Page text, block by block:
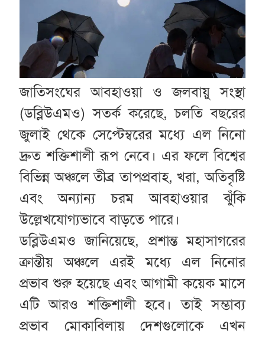
জাতিসংঘের আবহাওয়া ও জলবায়ু সংস্থা
(ডব্লিউএমও) সতর্ক করেছে, চলতি বছরের
জুলাই থেকে সেপ্টেম্বরের মধ্যে এল নিনো
দ্রুত শক্তিশালী রূপ নেবে। এর ফলে বিশ্বের
বিভিন্ন অঞ্চলে তীব্র তাপপ্রবাহ, খরা, অতিবৃষ্টি
এবং অন্যান্য চরম আবহাওয়ার ঝুঁকি
উল্লেখযোগ্যভাবে বাড়তে পারে।
ডব্লিউএমও জানিয়েছে, প্রশান্ত মহাসাগরের
ক্রান্তীয় অঞ্চলে এরই মধ্যে এল নিনোর
প্রভাব শুরু হয়েছে এবং আগামী কয়েক মাসে
এটি আরও শক্তিশালী হবে। তাই সম্ভাব্য
প্রভাব মোকাবিলায় দেশগুলোকে এখন